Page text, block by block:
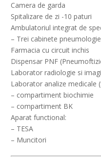
Camera de garda
Spitalizare de zi -10 paturi
Ambulatoriul integrat de
– Trei cabinete pneumologie
Farmacia cu circuit inchis
Dispensar PNF
Laborator radiologie si
Laborator analize medicale
– compartiment biochimie
– compartiment BK
Aparat functional:
– TESA
– Muncitori